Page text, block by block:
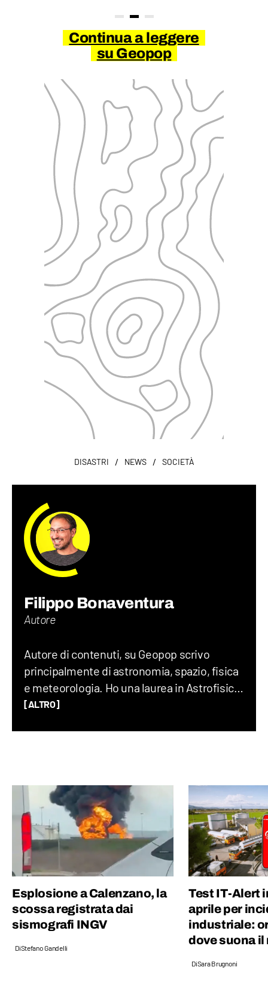
Continua a leggere
su Geopop
DISASTRI / NEWS / SOCIETÀ
Filippo Bonaventura
Autore
Autore di contenuti, su Geopop scrivo
principalmente di astronomia, spazio, fisica
e meteorologia. Ho una laurea in Astrofisica,
un Master in Comunicazione della Scienza
[ALTRO]
Esplosione a Calenzano, la
scossa registrata dai
sismografi INGV
DiStefano Gandelli
Test IT-Alert
aprile per
industriale:
dove suona
DiSara Brugnoni